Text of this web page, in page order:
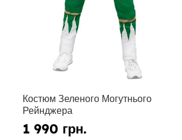
Костюм Зеленого Могутнього
Рейнджера
1 990 грн.